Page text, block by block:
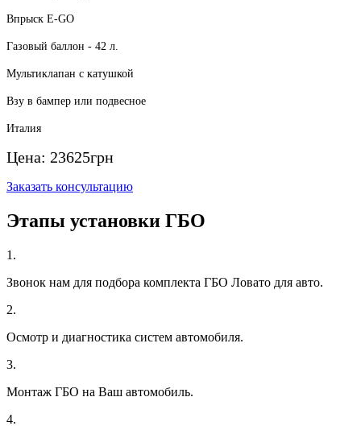
Впрыск E-GO
Газовый баллон - 42 л.
Мультиклапан с катушкой
Взу в бампер или подвесное
Италия
Цена: 23625грн
Заказать консультацию
Этапы установки ГБО
1.
Звонок нам для подбора комплекта ГБО Ловато для авто.
2.
Осмотр и диагностика систем автомобиля.
3.
Монтаж ГБО на Ваш автомобиль.
4.